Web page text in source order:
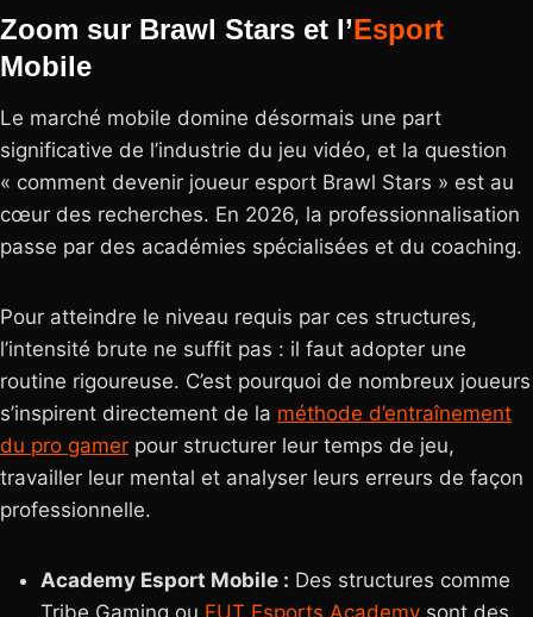
Zoom sur Brawl Stars et l’Esport
Mobile
Le marché mobile domine désormais une part
significative de l’industrie du jeu vidéo, et la question
« comment devenir joueur esport Brawl Stars » est au
cœur des recherches. En 2026, la professionnalisation
passe par des académies spécialisées et du coaching.
Pour atteindre le niveau requis par ces structures,
l’intensité brute ne suffit pas : il faut adopter une
routine rigoureuse. C’est pourquoi de nombreux joueurs
s’inspirent directement de la méthode d’entraînement
du pro gamer pour structurer leur temps de jeu,
travailler leur mental et analyser leurs erreurs de façon
professionnelle.
Academy Esport Mobile : Des structures comme